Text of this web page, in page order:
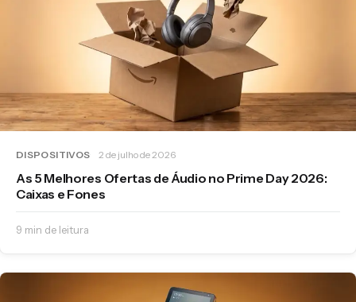
DISPOSITIVOS 2 de julho de 2026
As 5 Melhores Ofertas de Áudio no Prime Day 2026:
Caixas e Fones
9 min de leitura